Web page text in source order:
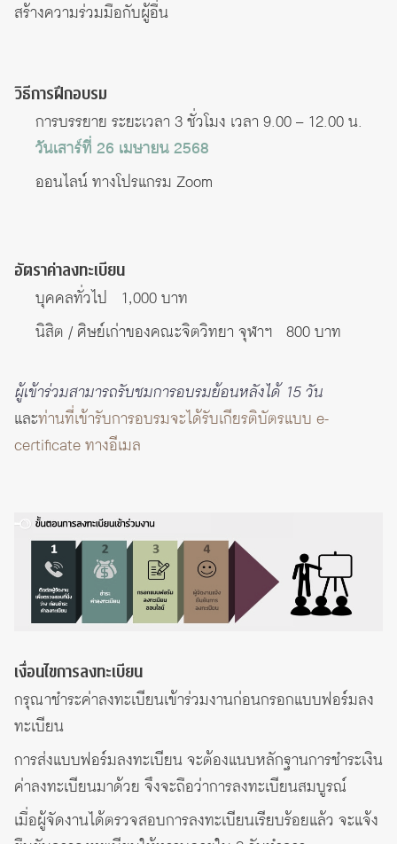
สร้างความร่วมมือกับผู้อื่น
วิธีการฝึกอบรม
การบรรยาย ระยะเวลา 3 ชั่วโมง เวลา 9.00 – 12.00 น.
วันเสาร์ที่ 26 เมษายน 2568
ออนไลน์ ทางโปรแกรม Zoom
อัตราค่าลงทะเบียน
บุคคลทั่วไป 1,000 บาท
นิสิต / ศิษย์เก่าของคณะจิตวิทยา จุฬาฯ 800 บาท
ผู้เข้าร่วมสามารถรับชมการอบรมย้อนหลังได้ 15 วัน
และท่านที่เข้ารับการอบรมจะได้รับเกียรติบัตรแบบ e-
certificate ทางอีเมล
เงื่อนไขการลงทะเบียน
กรุณาชำระค่าลงทะเบียนเข้าร่วมงานก่อนกรอกแบบฟอร์มลง
ทะเบียน
การส่งแบบฟอร์มลงทะเบียน จะต้องแนบหลักฐานการชำระเงิน
ค่าลงทะเบียนมาด้วย จึงจะถือว่าการลงทะเบียนสมบูรณ์
เมื่อผู้จัดงานได้ตรวจสอบการลงทะเบียนเรียบร้อยแล้ว จะแจ้ง